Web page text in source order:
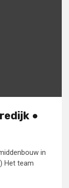
●
in
Het team